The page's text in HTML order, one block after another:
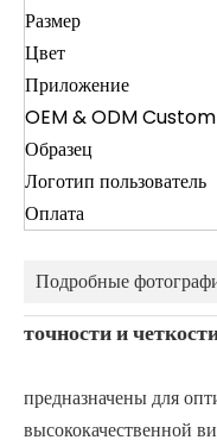
Размер
Цвет
Приложение
OEM & ODM Custom
Образец
Логотип пользователь
Оплата
Подробные
точности и
предназначены для
высококачественной